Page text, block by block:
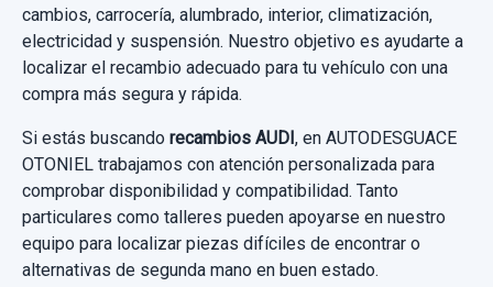
Garantía 1 año
Ref: 913369 OEM:8P0857805
10,74 €
Sin IVA, gastos de envío no incluidos.
Consultar por whatsapp
PALANCA FRENO DE MANO 8P0711303C
usado.
AUDI A3 SPORTBACK (8P) 1.6 TDI
Garantía 1 año
Ref:913364 OEM:8P0711303C
19,83 €
cambios, carrocería, alumbrado, interior, climatización,
electricidad y suspensión. Nuestro objetivo es ayudarte a
localizar el recambio adecuado para tu vehículo con una
compra más segura y rápida.
Si estás buscando recambios AUDI, en AUTODESGUACE
OTONIEL trabajamos con atención personalizada para
comprobar disponibilidad y compatibilidad. Tanto
particulares como talleres pueden apoyarse en nuestro
equipo para localizar piezas difíciles de encontrar o
alternativas de segunda mano en buen estado.